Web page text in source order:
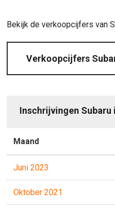
Bekijk de verkoopcijfers van
Verkoopcijfers
Inschrijvingen Subaru
Maand
Juni 2023
Oktober 2021